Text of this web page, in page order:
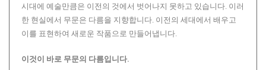
시대에 예술만큼은 이전의 것에서 벗어나지 못하고 있습니다. 이러
한 현실에서 무문은 다름을 지향합니다. 이전의 세대에서 배우고
이를 표현하여 새로운 작품으로 만들어냅니다.
이것이 바로 무문의 다름입니다.